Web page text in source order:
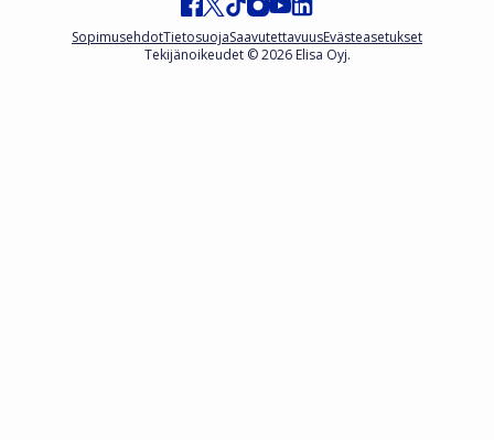
SopimusehdotTietosuojaSaavutettavuusEvästeasetukset
Tekijänoikeudet © 2026 Elisa Oyj.